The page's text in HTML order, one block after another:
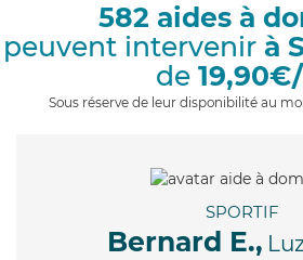
582 aides à
peuvent intervenir à
de
Sous réserve de leur disponibilité au
SPORTIF
Bernard E.,